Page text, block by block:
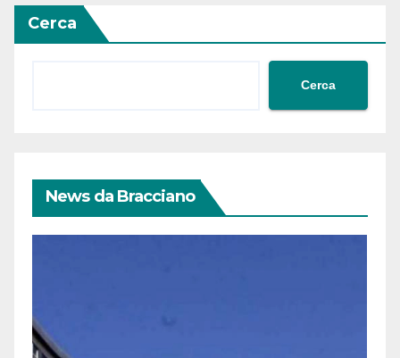
Cerca
Cerca
News da Bracciano